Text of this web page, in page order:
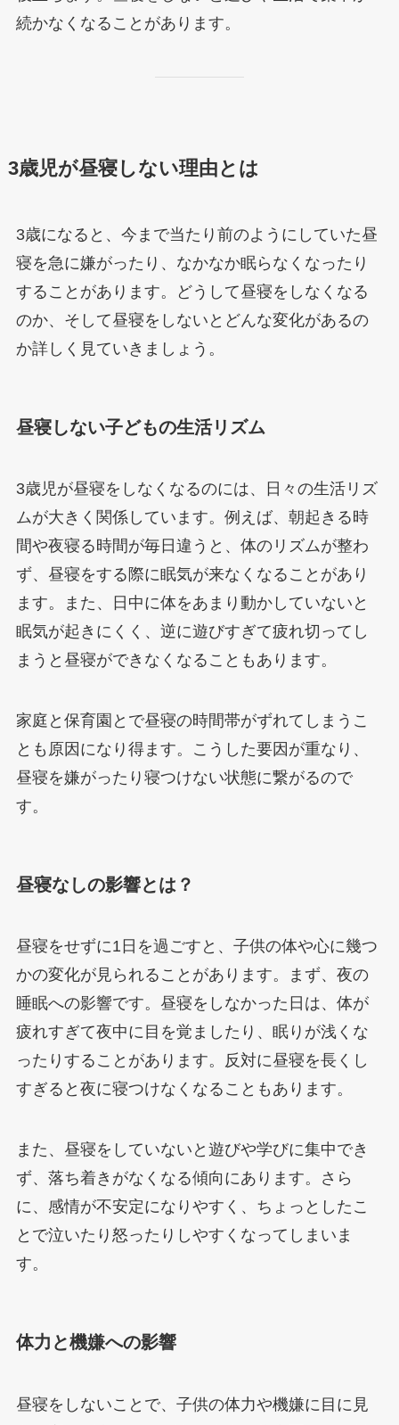
続かなくなることがあります。
3歳児が昼寝しない理由とは
3歳になると、今まで当たり前のようにしていた昼
寝を急に嫌がったり、なかなか眠らなくなったり
することがあります。どうして昼寝をしなくなる
のか、そして昼寝をしないとどんな変化があるの
か詳しく見ていきましょう。
昼寝しない子どもの生活リズム
3歳児が昼寝をしなくなるのには、日々の生活リズ
ムが大きく関係しています。例えば、朝起きる時
間や夜寝る時間が毎日違うと、体のリズムが整わ
ず、昼寝をする際に眠気が来なくなることがあり
ます。また、日中に体をあまり動かしていないと
眠気が起きにくく、逆に遊びすぎて疲れ切ってし
まうと昼寝ができなくなることもあります。
家庭と保育園とで昼寝の時間帯がずれてしまうこ
とも原因になり得ます。こうした要因が重なり、
昼寝を嫌がったり寝つけない状態に繋がるので
す。
昼寝なしの影響とは？
昼寝をせずに1日を過ごすと、子供の体や心に幾つ
かの変化が見られることがあります。まず、夜の
睡眠への影響です。昼寝をしなかった日は、体が
疲れすぎて夜中に目を覚ましたり、眠りが浅くな
ったりすることがあります。反対に昼寝を長くし
すぎると夜に寝つけなくなることもあります。
また、昼寝をしていないと遊びや学びに集中でき
ず、落ち着きがなくなる傾向にあります。さら
に、感情が不安定になりやすく、ちょっとしたこ
とで泣いたり怒ったりしやすくなってしまいま
す。
体力と機嫌への影響
昼寝をしないことで、子供の体力や機嫌に目に見